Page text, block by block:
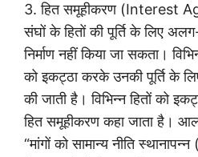
3. हित समूहीकरण (Interest
संघों के हितों की पूर्ति के लिए
निर्माण नहीं किया जा सकता।
को इकट्ठा करके उनकी पूर्ति के लिए
की जाती है। विभिन्न हितों को
हित समूहीकरण कहा जाता है।
“मांगों को सामान्य नीति